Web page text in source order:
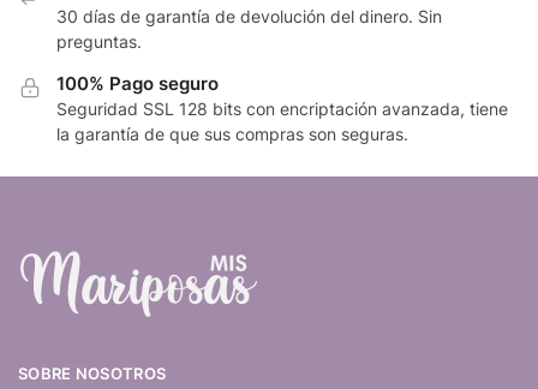
30 días de garantía de devolución del dinero. Sin
preguntas.
100% Pago seguro
Seguridad SSL 128 bits con encriptación avanzada, tiene
la garantía de que sus compras son seguras.
SOBRE NOSOTROS